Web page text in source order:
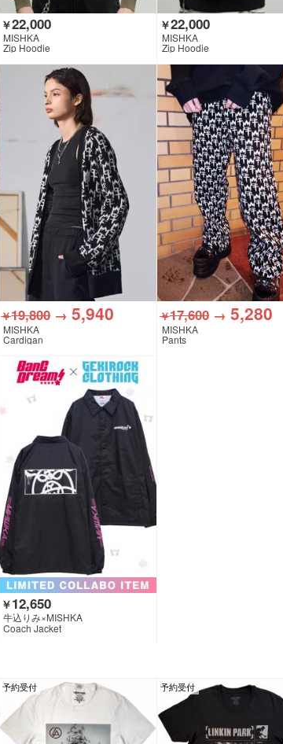
￥22,000
MISHKA
Zip Hoodie
￥22,000
MISHKA
Zip Hoodie
￥19,800→5,940
MISHKA
Cardigan
￥17,600→ 5,280
MISHKA
Pants
￥12,650
牛込りみ×MISHKA
Coach Jacket
予約受付 予約受付